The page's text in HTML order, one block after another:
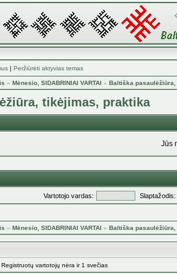
| Peržiūrėti aktyvias temas
» Mėnesio, SIDABRINIAI VARTAI » Baltiška
tikėjimas, praktika
Jūs
Vartotojo vardas: Slaptažodis:
» Mėnesio, SIDABRINIAI VARTAI » Baltiška
vartotojų nėra ir 1 svečias